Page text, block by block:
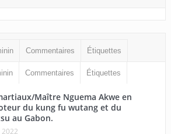
Commentaires Étiquettes
Commentaires Étiquettes
Maître Nguema Akwe en
du kung fu wutang et du
au Gabon.
2022